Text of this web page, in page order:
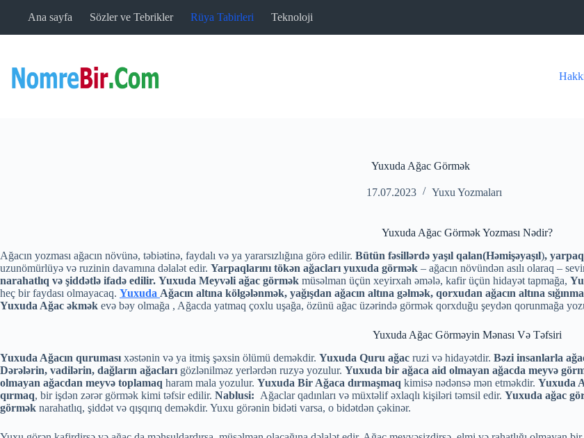
Ana sayfa Sözler ve Tebrikler Rüya Tabirleri Teknoloji
Yuxuda Ağac Görmək
17.07.2023 Yuxu Yozmaları
Yuxuda Ağac Görmək Yozması Nədir?
Ağacın yozması ağacın növünə, təbiətinə, faydalı və ya yararsızlığına görə edilir. Bütün fəsillərdə yaşıl qalan(Həmişəyaşıl),
uzunömürlüyə və ruzinin davamına dəlalət edir. Yarpaqlarını tökən ağacları yuxuda görmək – ağacın növündən asılı olaraq –
narahatlıq və şiddətlə ifadə edilir. Yuxuda Meyvəli ağac görmək müsəlman üçün xeyirxah əmələ, kafir üçün hidayət tapmağa,
heç bir faydası olmayacaq. Yuxuda Ağacın altına kölgələnmək, yağışdan ağacın altına gəlmək, qorxudan ağacın altına
Yuxuda Ağac əkmək evə bəy olmağa , Ağacda yatmaq çoxlu uşağa, özünü ağac üzərində görmək qorxduğu şeydən qorunmağa
Yuxuda Ağac Görməyin Mənası Və Təfsiri
Yuxuda Ağacın quruması xəstənin və ya itmiş şəxsin ölümü deməkdir. Yuxuda Quru ağac ruzi və hidayətdir. Bəzi insanlarla
Dərələrin, vadilərin, dağların ağacları gözlənilməz yerlərdən ruzyə yozulur. Yuxuda bir ağaca aid olmayan ağacda meyvə
olmayan ağacdan meyvə toplamaq haram mala yozulur. Yuxuda Bir Ağaca dırmaşmaq kimisə nədənsə mən etməkdir. Yuxuda
qırmaq, bir işdən zərər görmək kimi təfsir edilir. Nablusi: Ağaclar qadınları və müxtəlif əxlaqlı kişiləri təmsil edir. Yuxuda ağac
görmək narahatlıq, şiddət və qışqırıq deməkdir. Yuxu görənin bidəti varsa, o bidətdən çəkinər.